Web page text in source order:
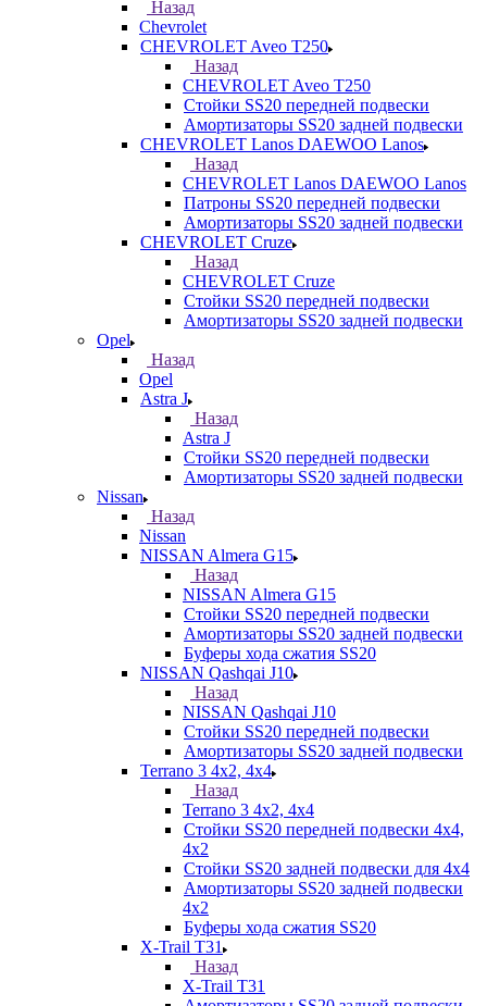
Назад
Chevrolet
CHEVROLET Aveo T250
Назад
CHEVROLET Aveo T250
Стойки SS20 передней подвески
Амортизаторы SS20 задней подвески
CHEVROLET Lanos DAEWOO Lanos
Назад
CHEVROLET Lanos DAEWOO Lanos
Патроны SS20 передней подвески
Амортизаторы SS20 задней подвески
CHEVROLET Cruze
Назад
CHEVROLET Cruze
Стойки SS20 передней подвески
Амортизаторы SS20 задней подвески
Opel
Назад
Opel
Astra J
Назад
Astra J
Стойки SS20 передней подвески
Амортизаторы SS20 задней подвески
Nissan
Назад
Nissan
NISSAN Almera G15
Назад
NISSAN Almera G15
Стойки SS20 передней подвески
Амортизаторы SS20 задней подвески
Буферы хода сжатия SS20
NISSAN Qashqai J10
Назад
NISSAN Qashqai J10
Стойки SS20 передней подвески
Амортизаторы SS20 задней подвески
Terrano 3 4х2, 4х4
Назад
Terrano 3 4х2, 4х4
Стойки SS20 передней подвески 4х4,
4x2
Стойки SS20 задней подвески для 4х4
Амортизаторы SS20 задней подвески
4х2
Буферы хода сжатия SS20
X-Trail T31
Назад
X-Trail T31